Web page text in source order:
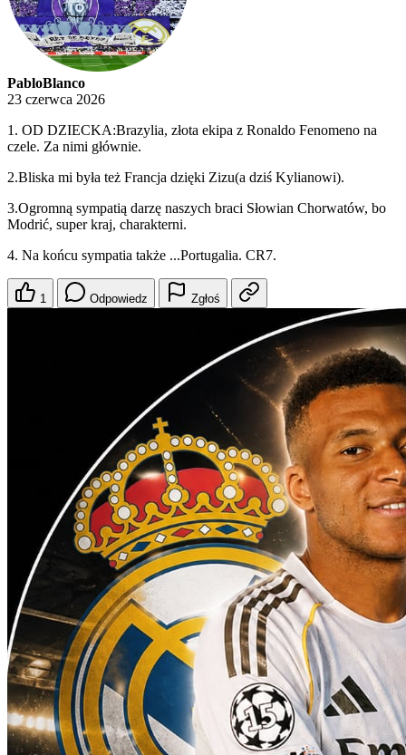
PabloBlanco
23 czerwca 2026
1. OD DZIECKA:Brazylia, złota ekipa z Ronaldo Fenomeno na
czele. Za nimi głównie.
2.Bliska mi była też Francja dzięki Zizu(a dziś Kylianowi).
3.Ogromną sympatią darzę naszych braci Słowian Chorwatów, bo
Modrić, super kraj, charakterni.
4. Na końcu sympatia także ...Portugalia. CR7.
1 Odpowiedz Zgłoś